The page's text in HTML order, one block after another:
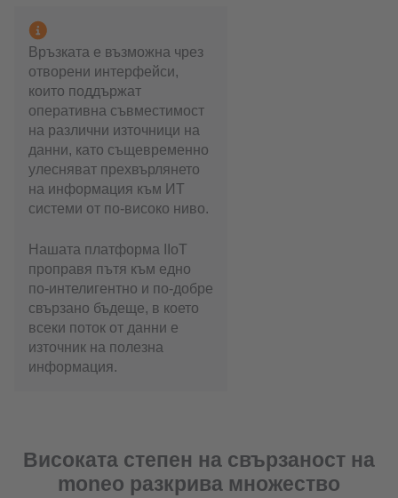
Връзката е възможна чрез
отворени интерфейси,
които поддържат
оперативна съвместимост
на различни източници на
данни, като същевременно
улесняват прехвърлянето
на информация към ИТ
системи от по-високо ниво.
Нашата платформа IIoT
проправя пътя към едно
по-интелигентно и по-добре
свързано бъдеще, в което
всеки поток от данни е
източник на полезна
информация.
Високата степен на свързаност на
moneo разкрива множество